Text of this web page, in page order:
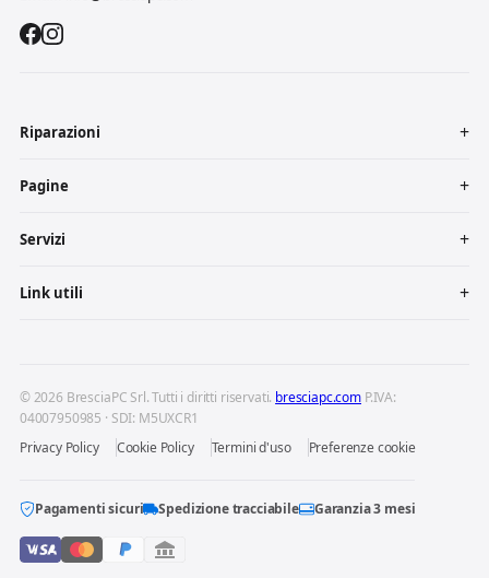
Riparazioni
Pagine
Servizi
Link utili
© 2026 BresciaPC Srl. Tutti i diritti riservati. bresciapc.com P.IVA:
04007950985 · SDI: M5UXCR1
Privacy Policy
Cookie Policy Termini d'uso Preferenze cookie
Pagamenti sicuri Spedizione tracciabile Garanzia 3 mesi